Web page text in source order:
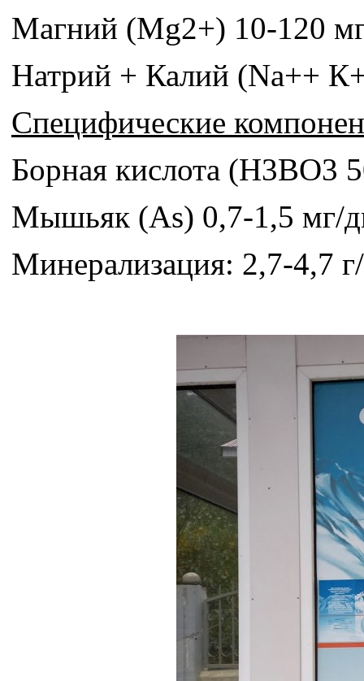
Магний (Mg2+) 10-120
Натрий + Калий (Na++
Специфические
Борная кислота (H3BO3
Мышьяк (As) 0,7-1,5 мг/
Минерализация: 2,7-4,7